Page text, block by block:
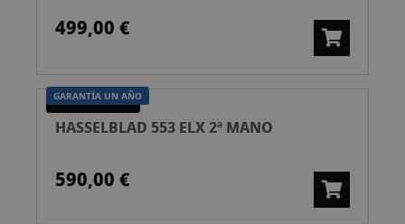
499,00 €
GARANTÍA UN AÑO
SEGUNDA MANO
HASSELBLAD 553 ELX 2ª MANO
590,00 €